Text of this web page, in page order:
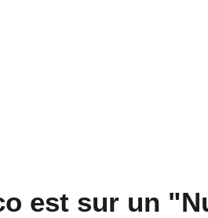
est sur un